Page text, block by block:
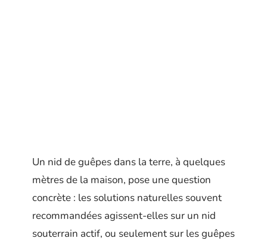
Un nid de guêpes dans la terre, à quelques
mètres de la maison, pose une question
concrète : les solutions naturelles souvent
recommandées agissent-elles sur un nid
souterrain actif, ou seulement sur les guêpes